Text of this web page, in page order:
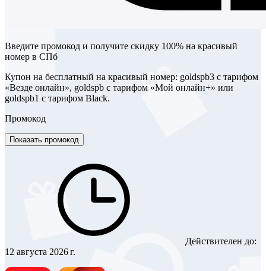
Введите промокод и получите скидку 100% на красивый
номер в СПб
Купон на бесплатный на красивый номер: goldspb3 с тарифом
«Везде онлайн», goldspb с тарифом «Мой онлайн+» или
goldspb1 с тарифом Black.
Промокод
Показать промокод
Действителен до:
12 августа 2026 г.